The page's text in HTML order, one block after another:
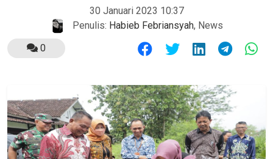
30 Januari 2023 10:37
Penulis: Habieb Febriansyah, News
0